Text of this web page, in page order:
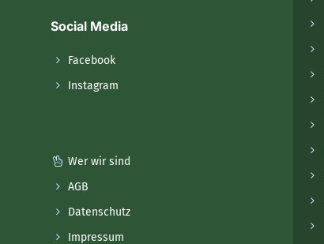
Social Media
Facebook
Instagram
Wer wir sind
AGB
Datenschutz
Impressum